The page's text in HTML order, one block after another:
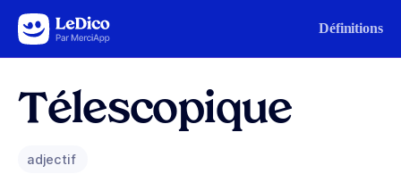
Aller au contenu Définitions
Télescopique
adjectif